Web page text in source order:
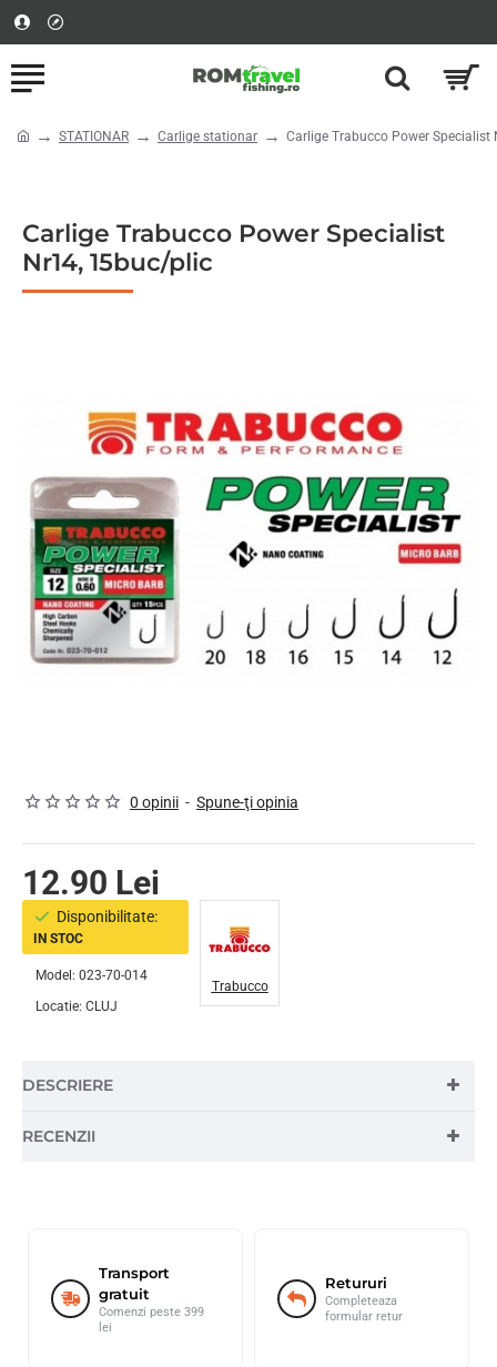
Carlige Trabucco Power Specialist
Nr14, 15buc/plic
STATIONAR Carlige stationar Carlige Trabucco Power Specialist
0 opinii - Spune-ţi opinia
12.90 Lei
Disponibilitate:
IN STOC
Model: 023-70-014
Locatie: CLUJ
Trabucco
DESCRIERE
RECENZII
Transport
gratuit
Comenzi peste 399
lei
Retururi
Completeaza
formular retur